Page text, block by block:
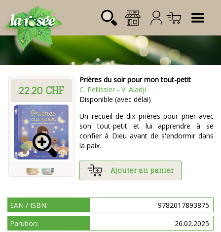
Login:
Mot de passe:
Désignation Référence Quantité
Total CHF
22.20 CHF
Prières du soir pour mon tout-petit
C. Pellissier - V. Aladji
Disponible (avec délai)
Un recueil de dix prières pour prier avec
son tout-petit et lui apprendre à se
confier à Dieu avant de s'endormir dans
la paix.
Ajouter au panier
EAN / ISBN:
9782017893875
Parution:
26.02.2025